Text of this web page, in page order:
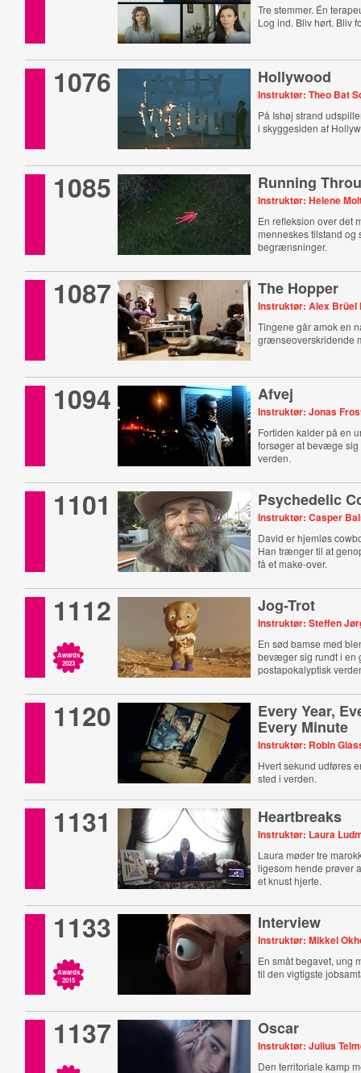
Tre stemmer. Én
Log ind. Bliv hørt. Bliv
1076 Hollywood
Instruktør: Theo Bat
På Ishøj strand
i skyggesiden af
1085 Running
Instruktør: Helene
En refleksion over det
menneskes tilstand og
begrænsninger.
1087 The Hopper
Instruktør: Alex Brüel
Tingene går amok en
grænseoverskridende
1094 Afvej
Instruktør: Jonas
Fortiden kalder på en
forsøger at bevæge
verden.
1101 Psychedelic
Instruktør: Casper
David er hjemløs
Han trænger til at
få et make-over.
1112
Awards
2023
Jog-Trot
Instruktør: Steffen
En sød bamse med
bevæger sig rundt i en
postapokalyptisk
1120 Every Year,
Every Minute
Instruktør: Robin
Hvert sekund udføres
sted i verden.
1131 Heartbreaks
Instruktør: Laura
Laura møder tre
ligesom hende prøver
et knust hjerte.
1133
Awards
2015
Interview
Instruktør: Mikkel
En småt begavet, ung
til den vigtigste
1137 Oscar
Instruktør: Julius
Den territoriale kamp